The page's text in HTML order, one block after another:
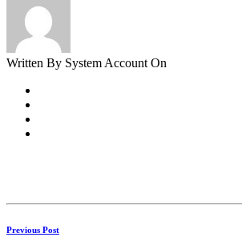
Written By System Account On
Previous Post